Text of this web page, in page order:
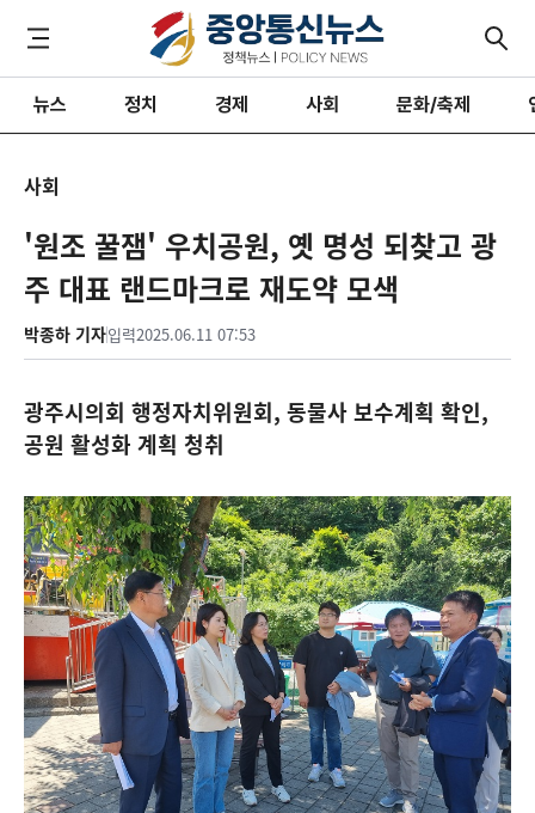
뉴스 정치 경제 사회 문화/축제
사회
'원조 꿀잼' 우치공원, 옛 명성 되찾고 광
주 대표 랜드마크로 재도약 모색
박종하 기자입력2025.06.11 07:53
광주시의회 행정자치위원회, 동물사 보수계획 확인,
공원 활성화 계획 청취